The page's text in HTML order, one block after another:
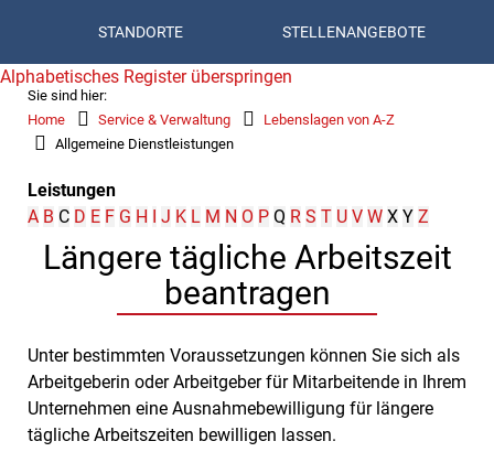
STANDORTE STELLENANGEBOTE
Sie sind hier:
Home
Service & Verwaltung
Lebenslagen von A-Z
Allgemeine Dienstleistungen
Leistungen
Alphabetisches Register überspringen
A B C D E F G H I J K L M N O P Q R S T U V W X Y Z
Längere tägliche Arbeitszeit
beantragen
Unter bestimmten Voraussetzungen können Sie sich als
Arbeitgeberin oder Arbeitgeber für Mitarbeitende in Ihrem
Unternehmen eine Ausnahmebewilligung für längere
tägliche Arbeitszeiten bewilligen lassen.